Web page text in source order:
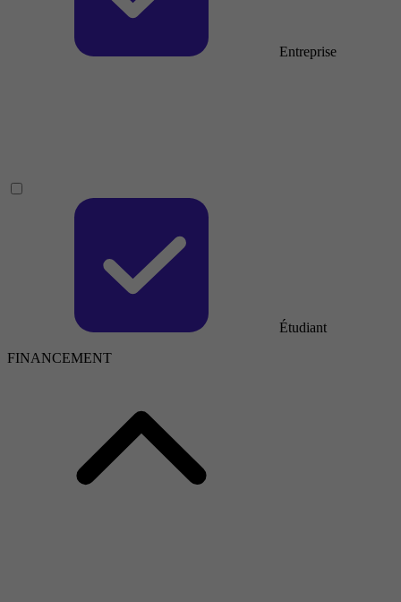
Entreprise
Étudiant
FINANCEMENT